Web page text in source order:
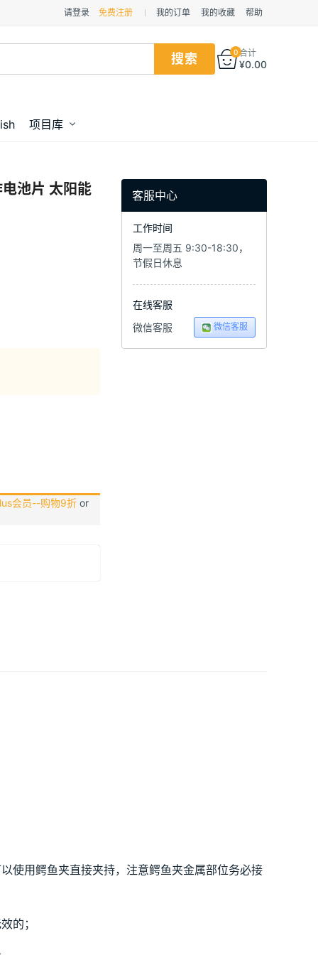
请登录 免费注册 我的订单 我的收藏 帮助
0合计
¥0.00
项目库
池片 太阳能
会员--购物9折 or
客服中心
工作时间
周一至周五 9:30-18:30，
节假日休息
在线客服
微信客服
微信客服
使用鳄鱼夹直接夹持，注意鳄鱼夹金属部位务必接
的；